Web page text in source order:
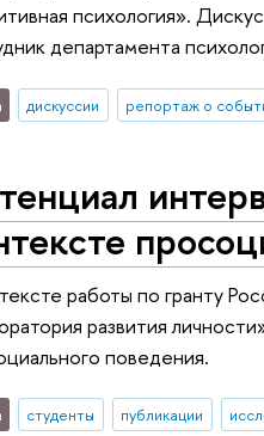
психология».
департамента
дискуссии репортаж о
работы по гранту
развития
поведения.
студенты публикации